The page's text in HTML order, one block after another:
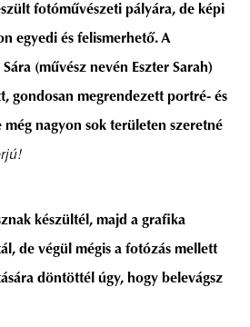
fotóművészeti pályára, de képi
egyedi és felismerhető. A
(művész nevén Eszter Sarah)
gondosan megrendezett portré- és
nagyon sok területen szeretné
készültél, majd a grafika
de végül mégis a fotózás mellett
döntöttél úgy, hogy belevágsz